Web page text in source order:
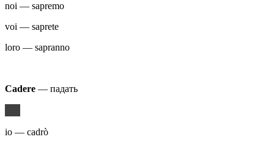
noi — sapremo
voi — saprete
loro — sapranno
Cadere — падать
io — cadrò